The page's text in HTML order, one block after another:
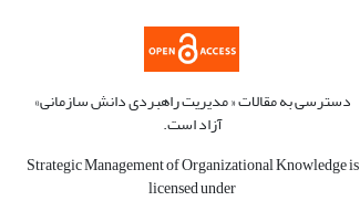
دسترسی به مقالات « مدیریت راهبردی دانش سازمانی»
آزاد است.
Strategic Management of Organizational Knowledge is
licensed under